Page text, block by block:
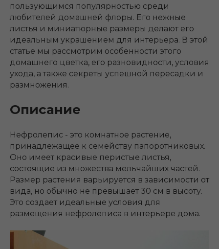
пользующимся популярностью среди
любителей домашней флоры. Его нежные
листья и миниатюрные размеры делают его
идеальным украшением для интерьера. В этой
статье мы рассмотрим особенности этого
домашнего цветка, его разновидности, условия
ухода, а также секреты успешной пересадки и
размножения.
Описание
Нефролепис - это комнатное растение,
принадлежащее к семейству папоротниковых.
Оно имеет красивые перистые листья,
состоящие из множества мельчайших частей.
Размер растения варьируется в зависимости от
вида, но обычно не превышает 30 см в высоту.
Это создает идеальные условия для
размещения нефролеписа в интерьере дома.